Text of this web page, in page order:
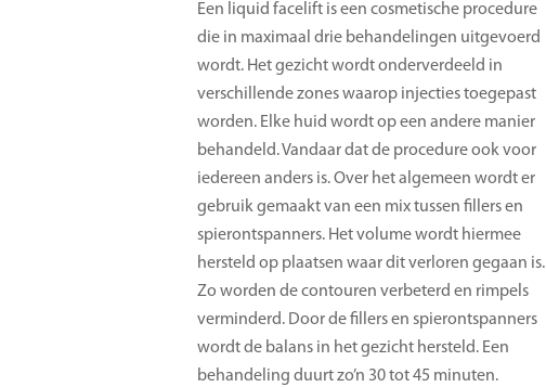
Een liquid facelift is een cosmetische procedure
die in maximaal drie behandelingen uitgevoerd
wordt. Het gezicht wordt onderverdeeld in
verschillende zones waarop injecties toegepast
worden. Elke huid wordt op een andere manier
behandeld. Vandaar dat de procedure ook voor
iedereen anders is. Over het algemeen wordt er
gebruik gemaakt van een mix tussen fillers en
spierontspanners. Het volume wordt hiermee
hersteld op plaatsen waar dit verloren gegaan is.
Zo worden de contouren verbeterd en rimpels
verminderd. Door de fillers en spierontspanners
wordt de balans in het gezicht hersteld. Een
behandeling duurt zo’n 30 tot 45 minuten.